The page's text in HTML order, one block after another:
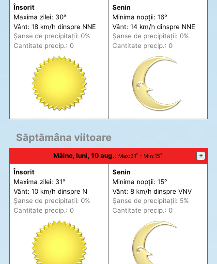
Însorit
Maxima zilei: 30°
Vânt: 18 km/h dinspre NNE
Șanse de precipitații: 0%
Cantitate precip.: 0
Senin
Minima nopții: 16°
Vânt: 14 km/h dinspre NNE
Șanse de precipitații: 0%
Cantitate precip.: 0
Săptămâna viitoare
Mâine, luni, 10 aug.: Max:31˚ - Min:15˚ +
Însorit
Maxima zilei: 31°
Vânt: 10 km/h dinspre N
Șanse de precipitații: 0%
Cantitate precip.: 0
Senin
Minima nopții: 15°
Vânt: 8 km/h dinspre VNV
Șanse de precipitații: 5%
Cantitate precip.: 0